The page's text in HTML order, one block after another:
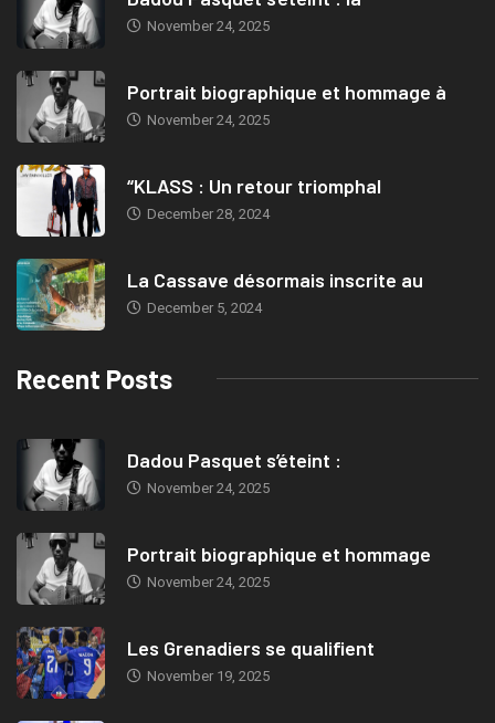
November 24, 2025
Portrait biographique et hommage à
November 24, 2025
“KLASS : Un retour triomphal
December 28, 2024
La Cassave désormais inscrite au
December 5, 2024
Recent Posts
Dadou Pasquet s’éteint :
November 24, 2025
Portrait biographique et hommage
November 24, 2025
Les Grenadiers se qualifient
November 19, 2025